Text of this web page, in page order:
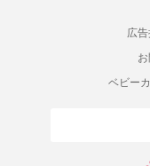
広
ベビー